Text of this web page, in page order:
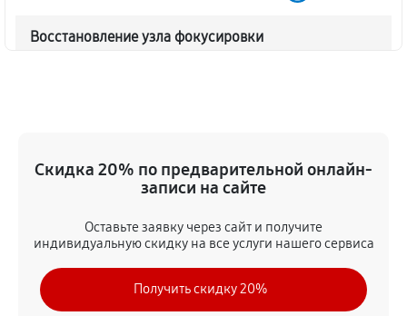
Восстановление узла фокусировки
720 руб
1350 руб 60 минут
Чистка от пыли объектива Canon RF 16‑28mm f/2.8
IS STM
Скидка 20% по предварительной онлайн-
записи на сайте
Оставьте заявку через сайт и получите
индивидуальную скидку на все услуги нашего сервиса
Получить скидку 20%